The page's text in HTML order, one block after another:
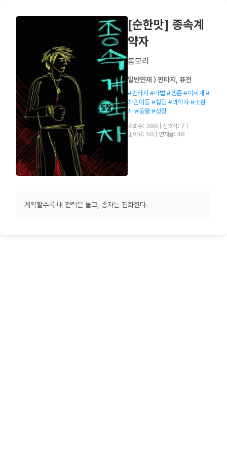
[순한맛] 종속계
약자
봄모리
일반연재 〉 판타지, 퓨전
#판타지 #마법 #생존 #이세계 #
차원이동 #힐링 #과학자 #소환
사 #동물 #성장
조회수: 398 선호작: 7
좋아요: 58
연재글: 48
계약할수록 내 전력은 늘고, 종자는 진화한다.